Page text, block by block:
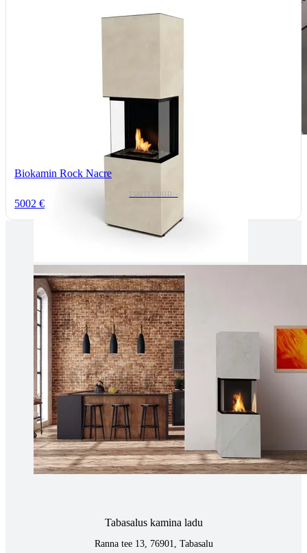
Biokamin Rock Nacre
TOOTEKOOD: -
5002 €
(+372) 677 6977
kaminakoda@kaminakoda.ee
E-R 10:00-18:30
Tartus kivi töötlemine
Tähe 127E, Tartu
(+372) 747 7107
vaino@raidkivi.ee
E-R 09:00–17:00
Tabasalus kamina ladu
Ranna tee 13, 76901, Tabasalu